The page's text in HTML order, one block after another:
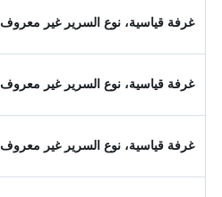
غرفة قياسية، نوع السرير غير معروف
غرفة قياسية، نوع السرير غير معروف
غرفة قياسية، نوع السرير غير معروف